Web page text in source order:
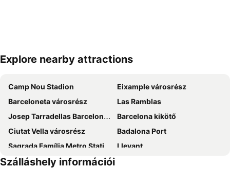
Nagy méretű térkép
Explore nearby attractions
Camp Nou Stadion
Eixample városrész
Barceloneta városrész
Las Ramblas
Josep Tarradellas Barcelona–El Prat Airport
Barcelona kikötő
Ciutat Vella városrész
Badalona Port
Sagrada Família Metro Station
Llevant
El Poblenou
Szálláshely információi